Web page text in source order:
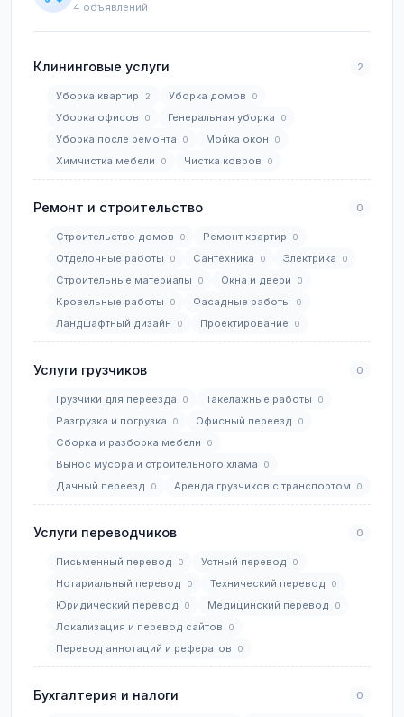
4 объявлений
Клининговые услуги 2
Уборка квартир 2 Уборка домов 0
Уборка офисов 0 Генеральная уборка 0
Уборка после ремонта 0 Мойка окон 0
Химчистка мебели 0 Чистка ковров 0
Ремонт и строительство 0
Строительство домов 0 Ремонт квартир 0
Отделочные работы 0 Сантехника 0 Электрика 0
Строительные материалы 0 Окна и двери 0
Кровельные работы 0 Фасадные работы 0
Ландшафтный дизайн 0 Проектирование 0
Услуги грузчиков 0
Грузчики для переезда 0 Такелажные работы 0
Разгрузка и погрузка 0 Офисный переезд 0
Сборка и разборка мебели 0
Вынос мусора и строительного хлама 0
Дачный переезд 0 Аренда грузчиков с транспортом 0
Услуги переводчиков 0
Письменный перевод 0 Устный перевод 0
Нотариальный перевод 0 Технический перевод 0
Юридический перевод 0 Медицинский перевод 0
Локализация и перевод сайтов 0
Перевод аннотаций и рефератов 0
Бухгалтерия и налоги 0